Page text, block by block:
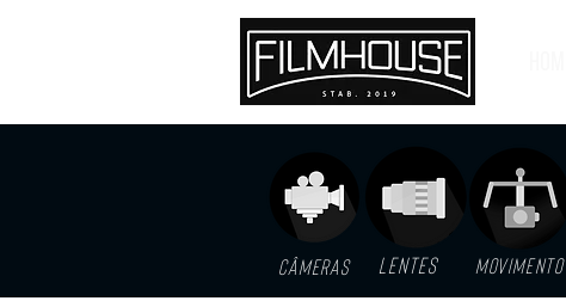
Câmeras LENTES MOVIMENTO